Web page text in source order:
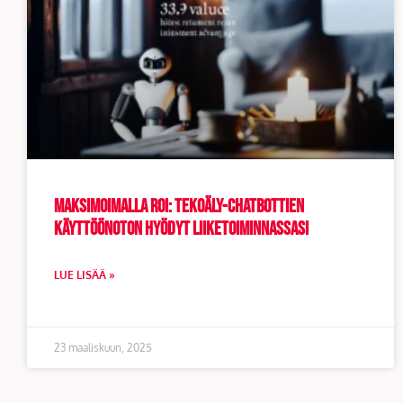
Maksimoimalla ROI: tekoäly-chatbottien
käyttöönoton hyödyt liiketoiminnassasi
LUE LISÄÄ »
23 maaliskuun, 2025